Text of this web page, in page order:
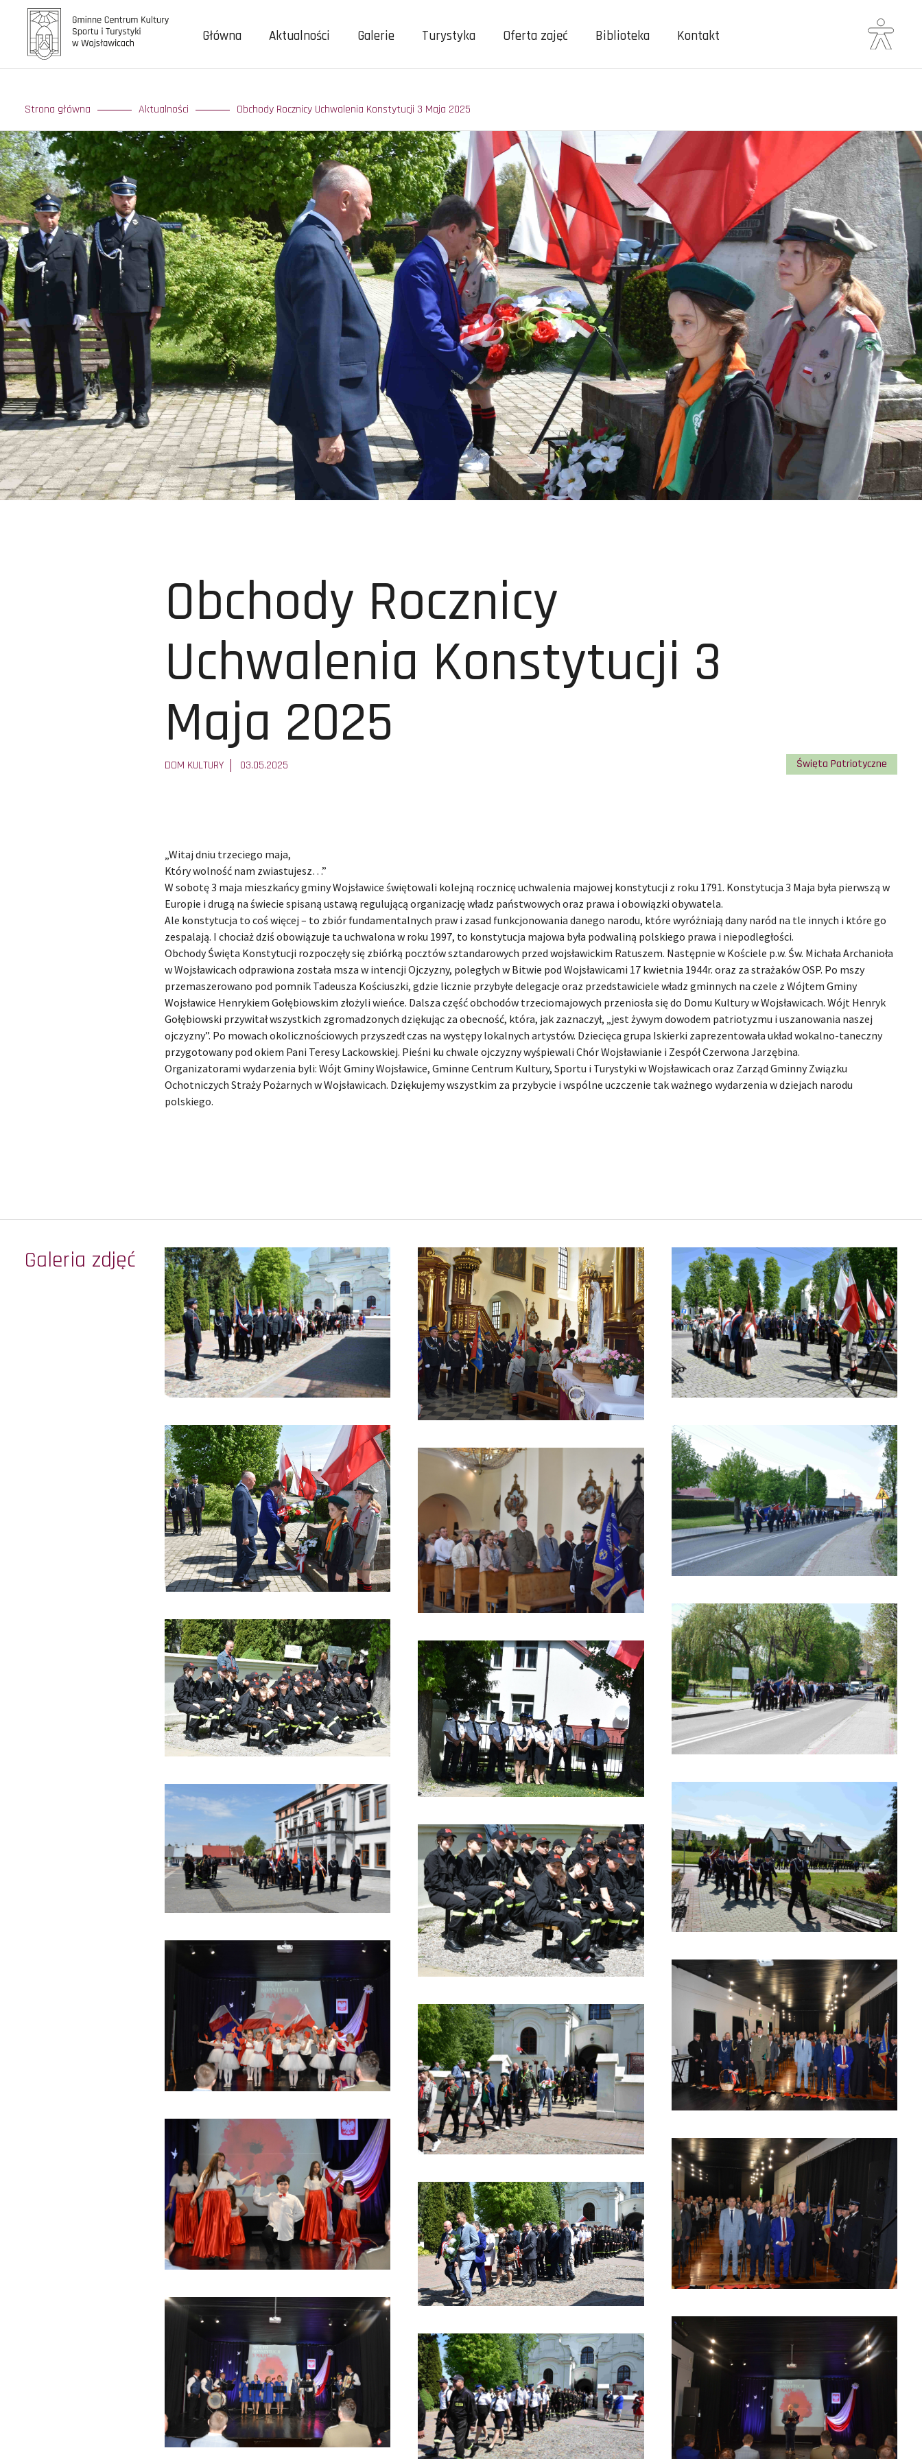
Główna Aktualności Galerie Turystyka Oferta zajęć Biblioteka Kontakt
Strona główna Aktualności Obchody Rocznicy Uchwalenia Konstytucji 3 Maja 2025
Obchody Rocznicy
Uchwalenia Konstytucji 3
Maja 2025
DOM KULTURY 03.05.2025 Święta Patriotyczne
„Witaj dniu trzeciego maja,
Który wolność nam zwiastujesz…”
W sobotę 3 maja mieszkańcy gminy Wojsławice świętowali kolejną rocznicę uchwalenia majowej konstytucji z roku 1791. Konstytucja 3 Maja była pierwszą w
Europie i drugą na świecie spisaną ustawą regulującą organizację władz państwowych oraz prawa i obowiązki obywatela.
Ale konstytucja to coś więcej – to zbiór fundamentalnych praw i zasad funkcjonowania danego narodu, które wyróżniają dany naród na tle innych i które go
zespalają. I chociaż dziś obowiązuje ta uchwalona w roku 1997, to konstytucja majowa była podwaliną polskiego prawa i niepodległości.
Obchody Święta Konstytucji rozpoczęły się zbiórką pocztów sztandarowych przed wojsławickim Ratuszem. Następnie w Kościele p.w. Św. Michała Archanioła
w Wojsławicach odprawiona została msza w intencji Ojczyzny, poległych w Bitwie pod Wojsławicami 17 kwietnia 1944r. oraz za strażaków OSP. Po mszy
przemaszerowano pod pomnik Tadeusza Kościuszki, gdzie licznie przybyłe delegacje oraz przedstawiciele władz gminnych na czele z Wójtem Gminy
Wojsławice Henrykiem Gołębiowskim złożyli wieńce. Dalsza część obchodów trzeciomajowych przeniosła się do Domu Kultury w Wojsławicach. Wójt Henryk
Gołębiowski przywitał wszystkich zgromadzonych dziękując za obecność, która, jak zaznaczył, „jest żywym dowodem patriotyzmu i uszanowania naszej
ojczyzny”. Po mowach okolicznościowych przyszedł czas na występy lokalnych artystów. Dziecięca grupa Iskierki zaprezentowała układ wokalno-taneczny
przygotowany pod okiem Pani Teresy Lackowskiej. Pieśni ku chwale ojczyzny wyśpiewali Chór Wojsławianie i Zespół Czerwona Jarzębina.
Organizatorami wydarzenia byli: Wójt Gminy Wojsławice, Gminne Centrum Kultury, Sportu i Turystyki w Wojsławicach oraz Zarząd Gminny Związku
Ochotniczych Straży Pożarnych w Wojsławicach. Dziękujemy wszystkim za przybycie i wspólne uczczenie tak ważnego wydarzenia w dziejach narodu
polskiego.
Galeria zdjęć